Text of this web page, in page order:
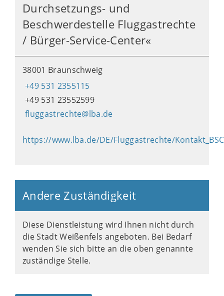
Durchsetzungs- und
Beschwerdestelle Fluggastrechte
/ Bürger-Service-Center«
38001 Braunschweig
+49 531 2355115
+49 531 23552599
fluggastrechte@lba.de
https://www.lba.de/DE/Fluggastrechte/
Andere Zuständigkeit
Diese Dienstleistung wird Ihnen nicht durch
die Stadt Weißenfels angeboten. Bei Bedarf
wenden Sie sich bitte an die oben genannte
zuständige Stelle.